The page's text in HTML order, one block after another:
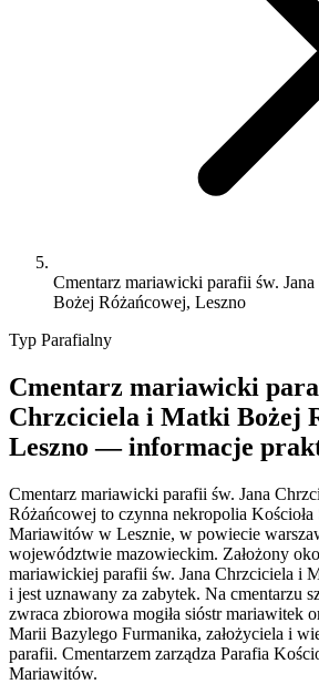
Cmentarz mariawicki parafii św.
Bożej Różańcowej, Leszno
Typ Parafialny
Cmentarz mariawicki
Chrzciciela i Matki Bożej
Leszno — informacje
Cmentarz mariawicki parafii św. Jana
Różańcowej to czynna nekropolia
Mariawitów w Lesznie, w powiecie
województwie mazowieckim. Założony
mariawickiej parafii św. Jana Chrzciciela i
i jest uznawany za zabytek. Na cmentarzu
zwraca zbiorowa mogiła sióstr mariawitek
Marii Bazylego Furmanika, założyciela i
parafii. Cmentarzem zarządza Parafia
Mariawitów.